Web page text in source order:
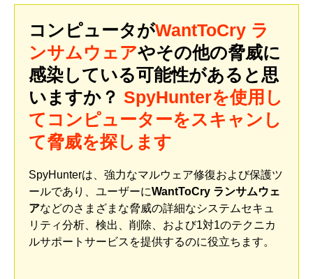
コンピュータがWantToCry ラ
ンサムウェアやその他の脅威に
感染している可能性があると思
いますか？ SpyHunterを使用し
てコンピューターをスキャンし
て脅威を探します
SpyHunterは、強力なマルウェア修復および保護ツ
ールであり、ユーザーにWantToCry ランサムウェ
アなどのさまざまな脅威の詳細なシステムセキュ
リティ分析、検出、削除、および1対1のテクニカ
ルサポートサービスを提供するのに役立ちます。